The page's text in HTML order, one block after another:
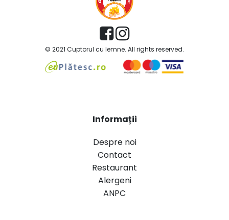
© 2021 Cuptorul cu lemne. All rights reserved.
Informații
Despre noi
Contact
Restaurant
Alergeni
ANPC